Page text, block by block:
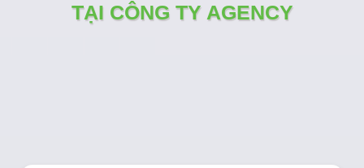
TẠI CÔNG TY AGENCY